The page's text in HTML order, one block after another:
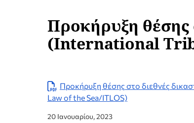
Προκήρυξη θέσης
(International
Προκήρυξη θέσης στο διεθνές
Law of the Sea/ITLOS)
20 Ιανουαρίου, 2023